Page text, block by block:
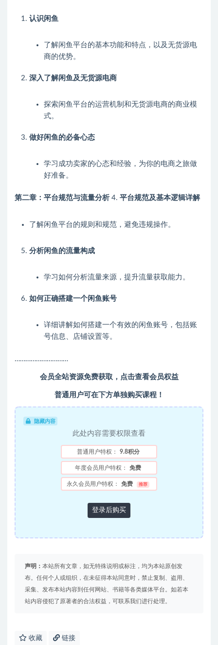
认识闲鱼
了解闲鱼平台的基本功能和特点，以及无货源电
商的优势。
深入了解闲鱼及无货源电商
探索闲鱼平台的运营机制和无货源电商的商业模
式。
做好闲鱼的必备心态
学习成功卖家的心态和经验，为你的电商之旅做
好准备。
第二章：平台规范与流量分析 4. 平台规范及基本逻辑详解
了解闲鱼平台的规则和规范，避免违规操作。
分析闲鱼的流量构成
学习如何分析流量来源，提升流量获取能力。
如何正确搭建一个闲鱼账号
详细讲解如何搭建一个有效的闲鱼账号，包括账
号信息、店铺设置等。
…………………………
会员全站资源免费获取，点击查看会员权益
普通用户可在下方单独购买课程！
隐藏内容
此处内容需要权限查看
普通用户特权： 9.8积分
年度会员用户特权： 免费
永久会员用户特权： 免费 推荐
登录后购买
声明： 本站所有文章，如无特殊说明或标注，均为本站原创发
布。任何个人或组织，在未征得本站同意时，禁止复制、盗用、
采集、发布本站内容到任何网站、书籍等各类媒体平台。如若本
站内容侵犯了原著者的合法权益，可联系我们进行处理。
收藏 链接